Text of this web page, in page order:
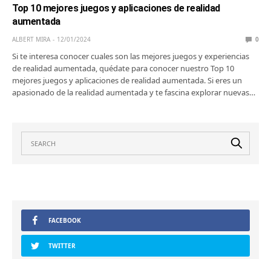
Top 10 mejores juegos y aplicaciones de realidad
aumentada
ALBERT MIRA 12/01/2024 0
Si te interesa conocer cuales son las mejores juegos y experiencias
de realidad aumentada, quédate para conocer nuestro Top 10
mejores juegos y aplicaciones de realidad aumentada. Si eres un
apasionado de la realidad aumentada y te fascina explorar nuevas…
FACEBOOK
TWITTER